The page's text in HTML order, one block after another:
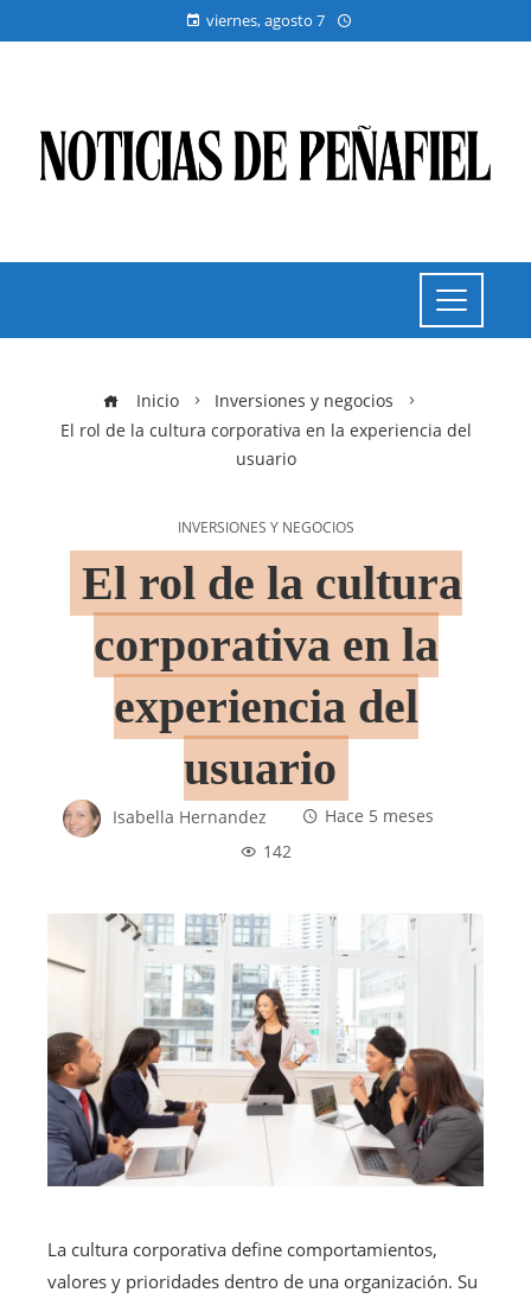
viernes, agosto 7
Inicio
Inversiones y negocios
El rol de la cultura corporativa en la experiencia del
usuario
INVERSIONES Y NEGOCIOS
El rol de la cultura
corporativa en la
experiencia del
usuario
Isabella Hernandez
Hace 5 meses
142
La cultura corporativa define comportamientos,
valores y prioridades dentro de una organización. Su